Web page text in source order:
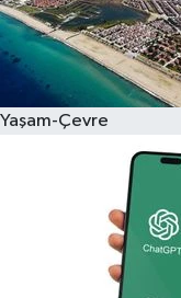
Yaşam-Çevre
Sağlık
Siyaset
Teknoloji
Televizyon
Yaşam-Çevre